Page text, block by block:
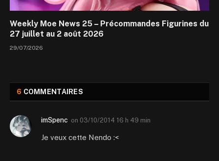
Weekly Moe News 25 – Précommandes Figurines du
27 juillet au 2 août 2026
29/07/2026
6 COMMENTAIRES
imSpenc on 03/10/2014 16 h 49 min
Je veux cette Nendo :<